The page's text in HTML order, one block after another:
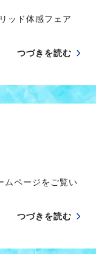
ッド体感フェア
つづきを読む
ムページをご覧い
つづきを読む